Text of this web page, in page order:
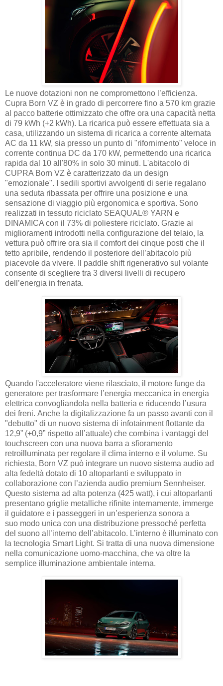
Le nuove dotazioni non ne compromettono l’efficienza.
Cupra Born VZ è in grado di percorrere fino a 570 km grazie
al pacco batterie ottimizzato che offre ora una capacità netta
di 79 kWh (+2 kWh). La ricarica può essere effettuata sia a
casa, utilizzando un sistema di ricarica a corrente alternata
AC da 11 kW, sia presso un punto di "rifornimento" veloce in
corrente continua DC da 170 kW, permettendo una ricarica
rapida dal 10 all'80% in solo 30 minuti. L'abitacolo di
CUPRA Born VZ è caratterizzato da un design
"emozionale". I sedili sportivi avvolgenti di serie regalano
una seduta ribassata per offrire una posizione e una
sensazione di viaggio più ergonomica e sportiva. Sono
realizzati in tessuto riciclato SEAQUAL® YARN e
DINAMICA con il 73% di poliestere riciclato. Grazie ai
miglioramenti introdotti nella configurazione del telaio, la
vettura può offrire ora sia il comfort dei cinque posti che il
tetto apribile, rendendo il posteriore dell’abitacolo più
piacevole da vivere. Il paddle shift rigenerativo sul volante
consente di scegliere tra 3 diversi livelli di recupero
dell’energia in frenata.
Quando l'acceleratore viene rilasciato, il motore funge da
generatore per trasformare l’energia meccanica in energia
elettrica convogliandola nella batteria e riducendo l’usura
dei freni. Anche la digitalizzazione fa un passo avanti con il
"debutto" di un nuovo sistema di infotainment flottante da
12,9” (+0,9” rispetto all’attuale) che combina i vantaggi del
touchscreen con una nuova barra a sfioramento
retroilluminata per regolare il clima interno e il volume. Su
richiesta, Born VZ può integrare un nuovo sistema audio ad
alta fedeltà dotato di 10 altoparlanti e sviluppato in
collaborazione con l’azienda audio premium Sennheiser.
Questo sistema ad alta potenza (425 watt), i cui altoparlanti
presentano griglie metalliche rifinite internamente, immerge
il guidatore e i passeggeri in un’esperienza sonora a
suo modo unica con una distribuzione pressoché perfetta
del suono all’interno dell’abitacolo. L’interno è illuminato con
la tecnologia Smart Light. Si tratta di una nuova dimensione
nella comunicazione uomo-macchina, che va oltre la
semplice illuminazione ambientale interna.